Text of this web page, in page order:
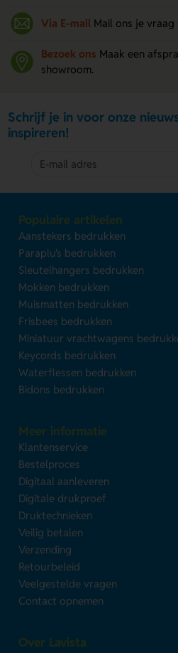
Via E-mail Mail ons je vraag
Bezoek ons Maak een
showroom.
Schrijf je in voor onze
inspireren!
Populaire artikelen
Aanstekers bedrukken
Paraplu's bedrukken
Sleutelhangers bedrukken
Mokken bedrukken
Muismatten bedrukken
Frisbees bedrukken
Miniatuur vrachtwagens
Keycords bedrukken
Waterflessen bedrukken
Bidons bedrukken
Meer informatie
Klantenservice
Bestelproces
Digitaal aanleveren
Digitale drukproef
Druktechnieken
Veilig betalen
Verzending
Retourbeleid
Veelgestelde vragen
Contact opnemen
Over Lavista